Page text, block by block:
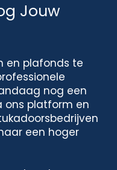
Jouw
en plafonds te
nog een
ons platform en
een hoger